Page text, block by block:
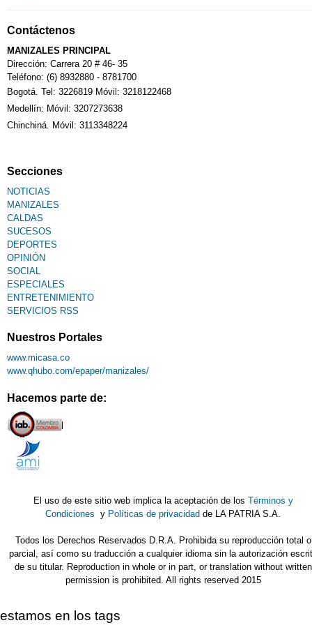
Contáctenos
MANIZALES PRINCIPAL
Dirección: Carrera 20 # 46- 35
Teléfono: (6) 8932880 - 8781700
Bogotá. Tel: 3226819 Móvil: 3218122468
Medellín: Móvil: 3207273638
Chinchiná. Móvil: 3113348224
Secciones
NOTICIAS
MANIZALES
CALDAS
SUCESOS
DEPORTES
OPINIÓN
SOCIAL
ESPECIALES
ENTRETENIMIENTO
SERVICIOS RSS
Nuestros Portales
www.micasa.co
www.qhubo.com/epaper/manizales/
Hacemos parte de:
El uso de este sitio web implica la aceptación de los Términos y
Condiciones y Políticas de privacidad de LA PATRIA S.A.
Todos los Derechos Reservados D.R.A. Prohibida su reproducción total o
parcial, así como su traducción a cualquier idioma sin la autorización
de su titular. Reproduction in whole or in part, or translation without written
permission is prohibited. All rights reserved 2015
estamos en los tags